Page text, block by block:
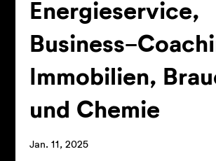
Energieservice,
Business-
Immobilien,
und Chemie
Jan. 11, 2025